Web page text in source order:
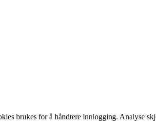
brukes for å håndtere innlogging. Analyse